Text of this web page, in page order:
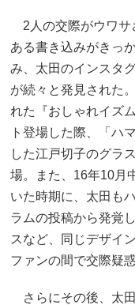
2人の交際がウワサ
ある書き込みがきっ
み、太田のインスタ
が続々と発見された
れた『おしゃれイズ
ト登場した際、「ハ
した江戸切子のグラ
場。また、16年10月
いた時期に、太田も
ラムの投稿から発覚
スなど、同じデザイ
ファンの間で交際疑
さらにその後、太